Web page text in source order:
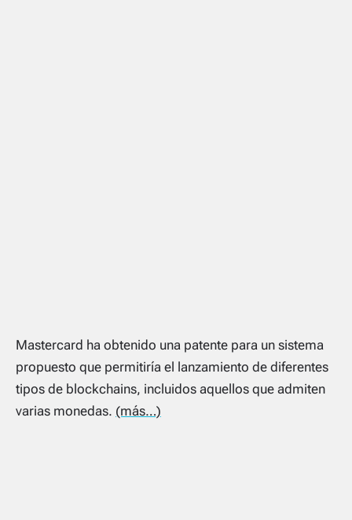
Mastercard ha obtenido una patente para un sistema
propuesto que permitiría el lanzamiento de diferentes
tipos de blockchains, incluidos aquellos que admiten
varias monedas. (más…)